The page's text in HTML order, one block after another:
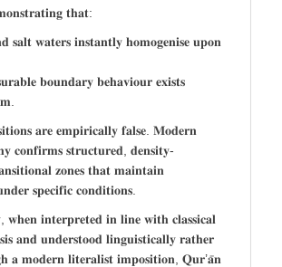
𝐭𝐡𝐚𝐭:
𝐬𝐚𝐥𝐭 𝐰𝐚𝐭𝐞𝐫𝐬 𝐢𝐧𝐬𝐭𝐚𝐧𝐭𝐥𝐲 𝐡𝐨𝐦𝐨𝐠𝐞𝐧𝐢𝐬𝐞 𝐮𝐩𝐨𝐧
𝐛𝐨𝐮𝐧𝐝𝐚𝐫𝐲 𝐛𝐞𝐡𝐚𝐯𝐢𝐨𝐮𝐫 𝐞𝐱𝐢𝐬𝐭𝐬
𝐚𝐫𝐞 𝐞𝐦𝐩𝐢𝐫𝐢𝐜𝐚𝐥𝐥𝐲 𝐟𝐚𝐥𝐬𝐞. 𝐌𝐨𝐝𝐞𝐫𝐧
𝐜𝐨𝐧𝐟𝐢𝐫𝐦𝐬 𝐬𝐭𝐫𝐮𝐜𝐭𝐮𝐫𝐞𝐝, 𝐝𝐞𝐧𝐬𝐢𝐭𝐲-
𝐳𝐨𝐧𝐞𝐬 𝐭𝐡𝐚𝐭 𝐦𝐚𝐢𝐧𝐭𝐚𝐢𝐧
𝐬𝐩𝐞𝐜𝐢𝐟𝐢𝐜 𝐜𝐨𝐧𝐝𝐢𝐭𝐢𝐨𝐧𝐬.
𝐰𝐡𝐞𝐧 𝐢𝐧𝐭𝐞𝐫𝐩𝐫𝐞𝐭𝐞𝐝 𝐢𝐧 𝐥𝐢𝐧𝐞 𝐰𝐢𝐭𝐡 𝐜𝐥𝐚𝐬𝐬𝐢𝐜𝐚𝐥
𝐚𝐧𝐝 𝐮𝐧𝐝𝐞𝐫𝐬𝐭𝐨𝐨𝐝 𝐥𝐢𝐧𝐠𝐮𝐢𝐬𝐭𝐢𝐜𝐚𝐥𝐥𝐲 𝐫𝐚𝐭𝐡𝐞𝐫
𝐚 𝐦𝐨𝐝𝐞𝐫𝐧 𝐥𝐢𝐭𝐞𝐫𝐚𝐥𝐢𝐬𝐭 𝐢𝐦𝐩𝐨𝐬𝐢𝐭𝐢𝐨𝐧, 𝐐𝐮𝐫’𝐚̄𝐧